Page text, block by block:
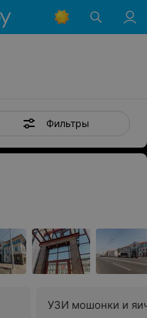
Фильтры
УЗИ мошонки и